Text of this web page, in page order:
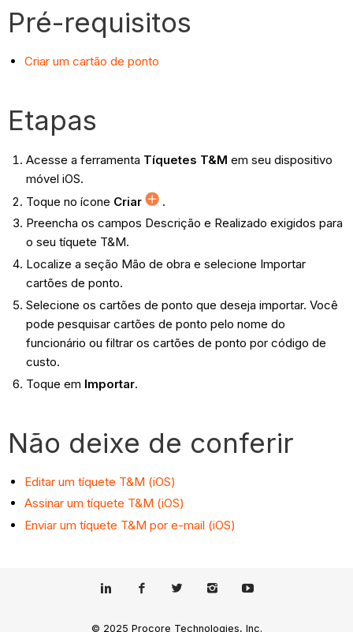
Pré-requisitos
Criar um cartão de ponto
Etapas
Acesse a ferramenta Tíquetes T&M em seu dispositivo
móvel iOS.
Toque no ícone Criar
.
Preencha os campos Descrição e Realizado exigidos para
o seu tíquete T&M.
Localize a seção Mão de obra e selecione Importar
cartões de ponto.
Selecione os cartões de ponto que deseja importar. Você
pode pesquisar cartões de ponto pelo nome do
funcionário ou filtrar os cartões de ponto por código de
custo.
Toque em Importar.
Não deixe de conferir
Editar um tíquete T&M (iOS)
Assinar um tíquete T&M (iOS)
Enviar um tíquete T&M por e-mail (iOS)
© 2025 Procore Technologies, Inc.